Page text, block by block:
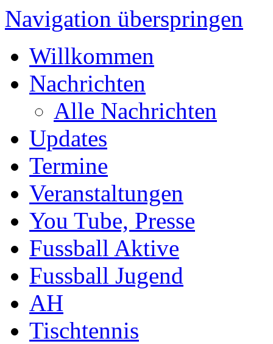
Navigation überspringen
Willkommen
Nachrichten
Alle Nachrichten
Updates
Termine
Veranstaltungen
You Tube, Presse
Fussball Aktive
Fussball Jugend
AH
Tischtennis